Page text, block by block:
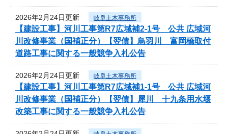
2026年2月24日更新 岐阜土木事務所
【建設工事】河川工事第R7広域補2-1号 公共 広域河
川改修事業（国補正分）【翌債】鳥羽川 富岡橋取付
道路工事に関する一般競争入札公告
2026年2月24日更新 岐阜土木事務所
【建設工事】河川工事第R7広域補1-1号 公共 広域河
川改修事業（国補正分）【翌債】犀川 十九条用水堰
改築工事に関する一般競争入札公告